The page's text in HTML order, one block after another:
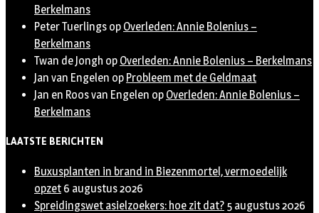
Berkelmans
Peter Tuerlings op Overleden: Annie Bolenius –
Berkelmans
Twan de Jongh op Overleden: Annie Bolenius – Berkelmans
Jan van Engelen op Probleem met de Geldmaat
Jan en Roos van Engelen op Overleden: Annie Bolenius –
Berkelmans
LAATSTE BERICHTEN
Buxusplanten in brand in Biezenmortel, vermoedelijk
opzet 6 augustus 2026
Spreidingswet asielzoekers: hoe zit dat? 5 augustus 2026